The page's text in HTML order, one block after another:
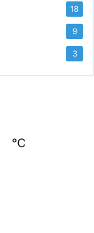
18
9
3
℃